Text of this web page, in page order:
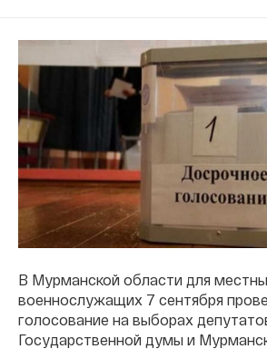
В Мурманской области для
военнослужащих 7 сентября
голосование на выборах
Государственной думы и